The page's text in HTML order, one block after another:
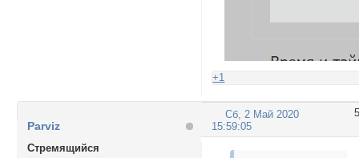
+1
5
Сб, 2 Май 2020
15:59:05
Parviz
Стремящийся